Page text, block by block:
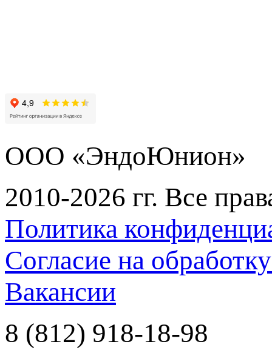
ООО «ЭндоЮнион»
2010-2026 гг. Все
Политика
Согласие на
Вакансии
8 (812) 918-18-98